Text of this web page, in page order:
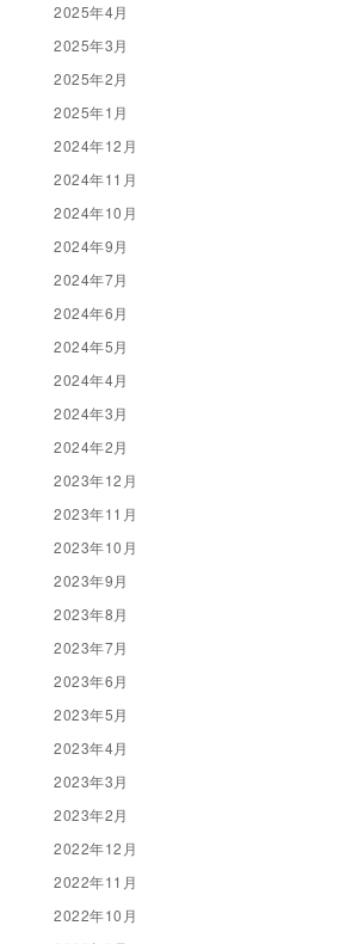
2025年4月
2025年3月
2025年2月
2025年1月
2024年12月
2024年11月
2024年10月
2024年9月
2024年7月
2024年6月
2024年5月
2024年4月
2024年3月
2024年2月
2023年12月
2023年11月
2023年10月
2023年9月
2023年8月
2023年7月
2023年6月
2023年5月
2023年4月
2023年3月
2023年2月
2022年12月
2022年11月
2022年10月